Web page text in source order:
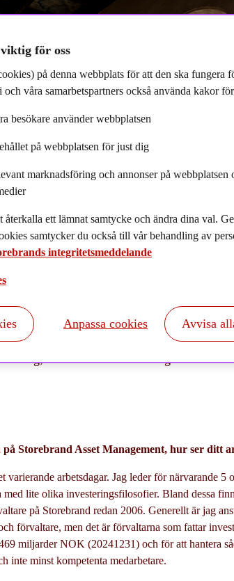
Storebrand Asset Management
Storebrand Asset Management, hur ser ditt
arbetsdagar. Jag leder för närvarande 5
med lite olika investeringsfilosofier. Bland dessa
på Storebrand redan 2006. Generellt är jag
förvaltare, men det är förvaltarna som fattar
miljarder NOK (20241231) och för att hantera
inte minst kompetenta medarbetare.
för oss
på denna webbplats för att den ska fungera
våra samarbetspartners också använda kakor
besökare använder webbplatsen
på webbplatsen för just dig
marknadsföring och annonser på webbplatsen
återkalla ett lämnat samtycke och ändra dina val.
samtycker du också till vår behandling av
integritetsmeddelande
Anpassa cookies Avvisa